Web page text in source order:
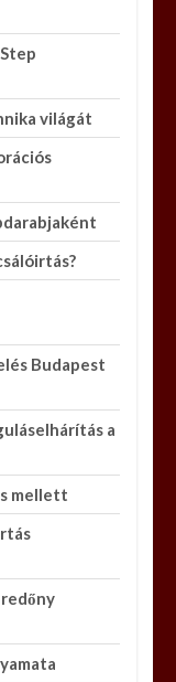
világát
Budapest
a
mellett